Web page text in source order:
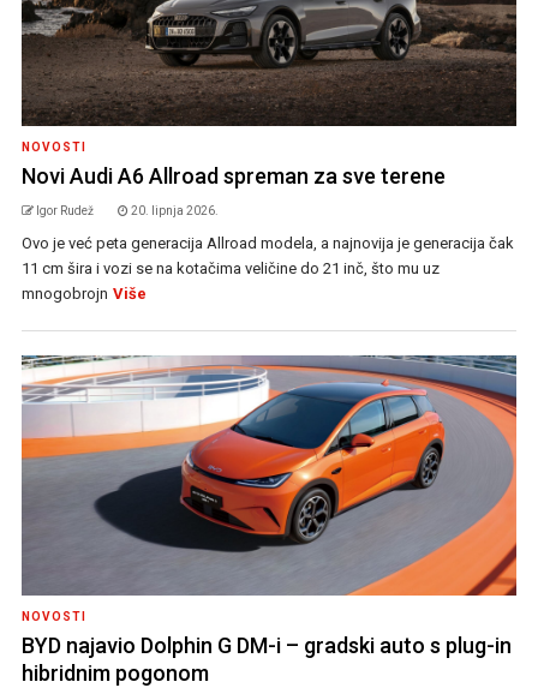
NOVOSTI
Novi Audi A6 Allroad spreman za sve terene
Igor Rudež 20. lipnja 2026.
Ovo je već peta generacija Allroad modela, a najnovija je generacija čak
11 cm šira i vozi se na kotačima veličine do 21 inč, što mu uz
mnogobrojn Više
NOVOSTI
BYD najavio Dolphin G DM-i – gradski auto s plug-in
hibridnim pogonom